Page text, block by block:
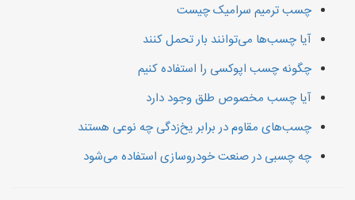
چسب ترمیم سرامیک چیست
آیا چسب‌ها می‌توانند بار تحمل کنند
چگونه چسب اپوکسی را استفاده کنیم
آیا چسب مخصوص طلق وجود دارد
چسب‌های مقاوم در برابر یخ‌زدگی چه نوعی هستند
چه چسبی در صنعت خودروسازی استفاده می‌شود